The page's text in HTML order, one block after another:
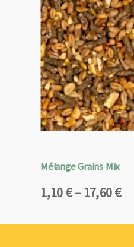
Mélange Grains Mix
1,10€– 17,60€
Plage
prix :